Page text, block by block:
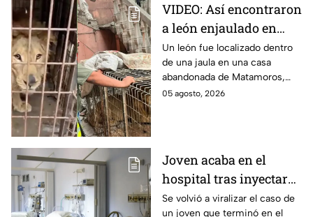
VIDEO: Así encontraron
a león enjaulado en
casa abandonada en
Matamoros,
Tamaulipas
Un león fue localizado dentro
de una jaula en una casa
abandonada de Matamoros,
Tamaulipas. El hallazgo
05 agosto, 2026
Joven acaba en el
hospital tras inyectarse
mercurio; quería ser
Se volvió a viralizar el caso de
un joven que terminó en el